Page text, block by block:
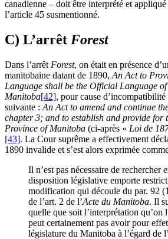
canadienne – doit être interprété et
l’article 45 susmentionné.
C) L’arrêt Forest
Dans l’arrêt Forest, on était en présence
manitobaine datant de 1890, An Act to
Language shall be the Official Language
Manitoba[42], pour cause
suivante : An Act to amend and continue
chapter 3; and to establish and provide for
Province of Manitoba (ci-après « Loi de
[43]. La Cour suprême a effectivement
1890 invalide et s’est alors exprimée
Il n’est pas nécessaire de rechercher
disposition législative emporte
modification qui découle du par. 92
de l’art. 2 de l’Acte du Manitoba. Il
quelle que soit l’interprétation qu’on
peut certainement pas avoir pour
législature du Manitoba à l’égard de